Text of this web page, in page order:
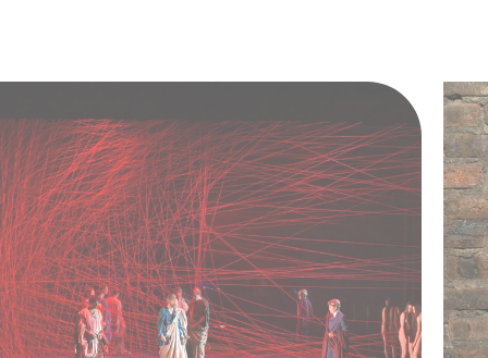
Comme pour de nombreux ouvrages de cette
de la partition tant dans sa partie musicale que
cour des grands opus haendéliens.
PRODUCTION Théâtre des Champs-Elysées